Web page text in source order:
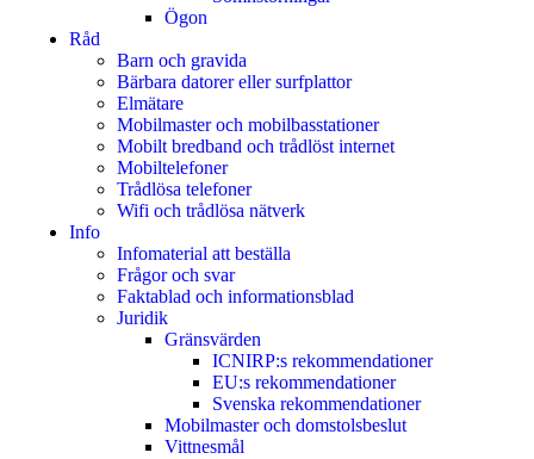
Ögon
Råd
Barn och gravida
Bärbara datorer eller surfplattor
Elmätare
Mobilmaster och mobilbasstationer
Mobilt bredband och trådlöst internet
Mobiltelefoner
Trådlösa telefoner
Wifi och trådlösa nätverk
Info
Infomaterial att beställa
Frågor och svar
Faktablad och informationsblad
Juridik
Gränsvärden
ICNIRP:s rekommendationer
EU:s rekommendationer
Svenska rekommendationer
Mobilmaster och domstolsbeslut
Vittnesmål